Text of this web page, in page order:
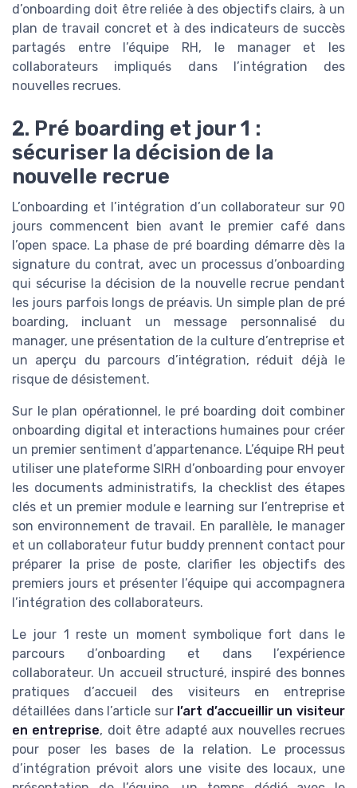
d’onboarding doit être reliée à des objectifs clairs, à un
plan de travail concret et à des indicateurs de succès
partagés entre l’équipe RH, le manager et les
collaborateurs impliqués dans l’intégration des
nouvelles recrues.
2. Pré boarding et jour 1 :
sécuriser la décision de la
nouvelle recrue
L’onboarding et l’intégration d’un collaborateur sur 90
jours commencent bien avant le premier café dans
l’open space. La phase de pré boarding démarre dès la
signature du contrat, avec un processus d’onboarding
qui sécurise la décision de la nouvelle recrue pendant
les jours parfois longs de préavis. Un simple plan de pré
boarding, incluant un message personnalisé du
manager, une présentation de la culture d’entreprise et
un aperçu du parcours d’intégration, réduit déjà le
risque de désistement.
Sur le plan opérationnel, le pré boarding doit combiner
onboarding digital et interactions humaines pour créer
un premier sentiment d’appartenance. L’équipe RH peut
utiliser une plateforme SIRH d’onboarding pour envoyer
les documents administratifs, la checklist des étapes
clés et un premier module e learning sur l’entreprise et
son environnement de travail. En parallèle, le manager
et un collaborateur futur buddy prennent contact pour
préparer la prise de poste, clarifier les objectifs des
premiers jours et présenter l’équipe qui accompagnera
l’intégration des collaborateurs.
Le jour 1 reste un moment symbolique fort dans le
parcours d’onboarding et dans l’expérience
collaborateur. Un accueil structuré, inspiré des bonnes
pratiques d’accueil des visiteurs en entreprise
détaillées dans l’article sur l’art d’accueillir un visiteur
en entreprise, doit être adapté aux nouvelles recrues
pour poser les bases de la relation. Le processus
d’intégration prévoit alors une visite des locaux, une